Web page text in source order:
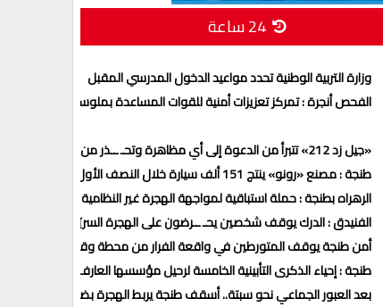
وزارة التربية الوطنية تحدد مواعيد الدخول المدرسي المقبل
الفحص أنجرة : تمركز تعزيزات أمنية للقوات المساعدة بملوسة للاستجابة
«جيل زد 212» تتبرأ من الدعوة إلى أي مظاهرة وتحـ ــذر من منشورات وهمية
طنجة : مصنع «رونو» ينتج 151 ألف سيارة خلال النصف الأول من 2026
الرهراه بطنجة : حملة استباقية لمواجهة الهجرة غير النظامية تنفيذا لتعليمات
الفنيدق : الدرك يوقف شخصين يحـ ــرضون على الهجرة السريّة عبر تطبيق
أمن طنجة يوقف المتورطين في واقعة الفرار من محطة وقود بعد تزويد
طنجة : إحياء الذكرى التأبينية الخامسة لرحيل مؤسسها العارف بالله الشيخ
بعد العبور الجماعي نحو سبتة.. أسقف طنجة يربط الهجرة بضعف الفرص